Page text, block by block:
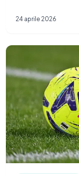
24 aprile 2026